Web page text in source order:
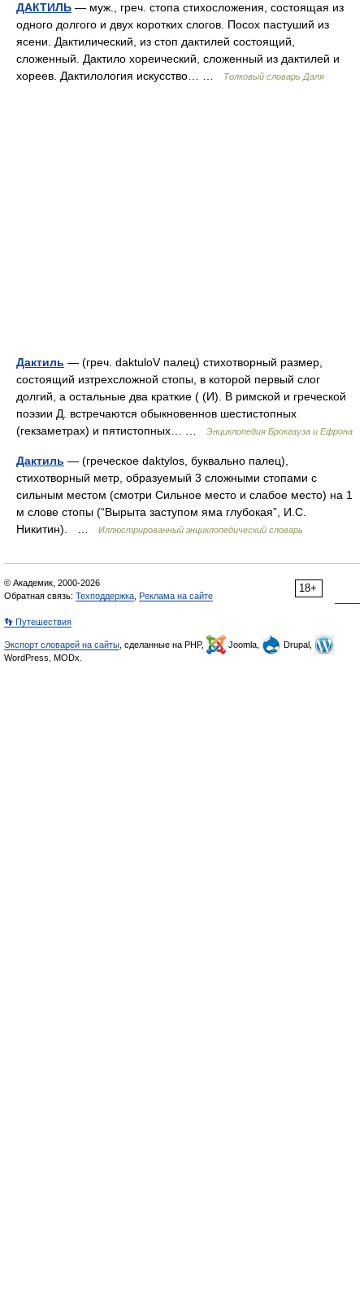
ДАКТИЛЬ — муж., греч. стопа стихосложения, состоящая из
одного долгого и двух коротких слогов. Посох пастуший из
ясени. Дактилический, из стоп дактилей состоящий,
сложенный. Дактило хореический, сложенный из дактилей и
хореев. Дактилология искусство… …
Толковый словарь Даля
Дактиль — (греч. daktuloV палец) стихотворный размер,
состоящий изтрехсложной стопы, в которой первый слог
долгий, а остальные два краткие ( (И). В римской и греческой
поэзии Д. встречаются обыкновеннов шестистопных
(гекзаметрах) и пятистопных… …
Энциклопедия Брокгауза и Ефрона
Дактиль — (греческое daktylos, буквально палец),
стихотворный метр, образуемый 3 сложными стопами с
сильным местом (смотри Сильное место и слабое место) на 1
м слове стопы (“Вырыта заступом яма глубокая”, И.С.
Никитин). …
Иллюстрированный энциклопедический словарь
18+
© Академик, 2000-2026
Обратная связь: Техподдержка Реклама на сайте
👣 Путешествия
Экспорт словарей на сайты , сделанные на PHP, Joomla,
Drupal,
WordPress, MODx.